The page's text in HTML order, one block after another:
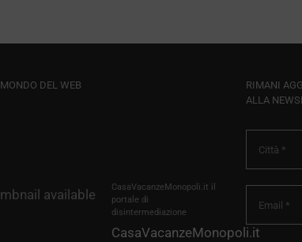
DEL WEB
CasaVacanzeMonopoli.it il
portale di
disintermediazione
CasaVacanzeMonopoli.it
RIMANI
ALLA